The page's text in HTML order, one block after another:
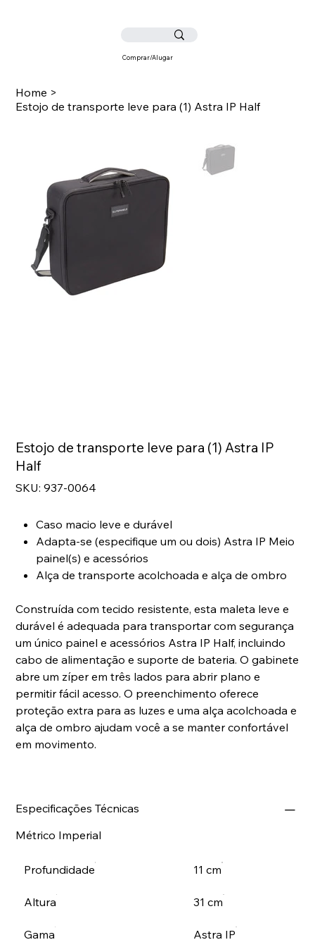
Comprar/Alugar
Home >
Estojo de transporte leve para (1) Astra IP Half
Estojo de transporte leve para (1) Astra IP
Half
SKU: SKU
937-
937-0064
Caso macio leve e durável
Adapta-se (especifique um ou dois) Astra IP Meio
painel(s) e acessórios
Alça de transporte acolchoada e alça de ombro
Construída com tecido resistente, esta maleta leve e
durável é adequada para transportar com segurança
um único painel e acessórios Astra IP Half, incluindo
cabo de alimentação e suporte de bateria. O gabinete
abre um zíper em três lados para abrir plano e
permitir fácil acesso. O preenchimento oferece
proteção extra para as luzes e uma alça acolchoada e
alça de ombro ajudam você a se manter confortável
em movimento.
Especificações Técnicas
Métrico Imperial
Profundidade 11 cm
Altura 31 cm
Gama Astra IP